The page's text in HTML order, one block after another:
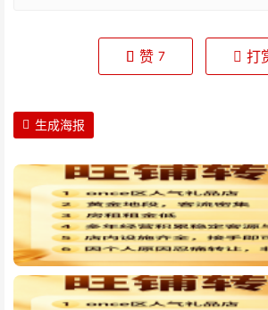
赞 7 打
生成海报